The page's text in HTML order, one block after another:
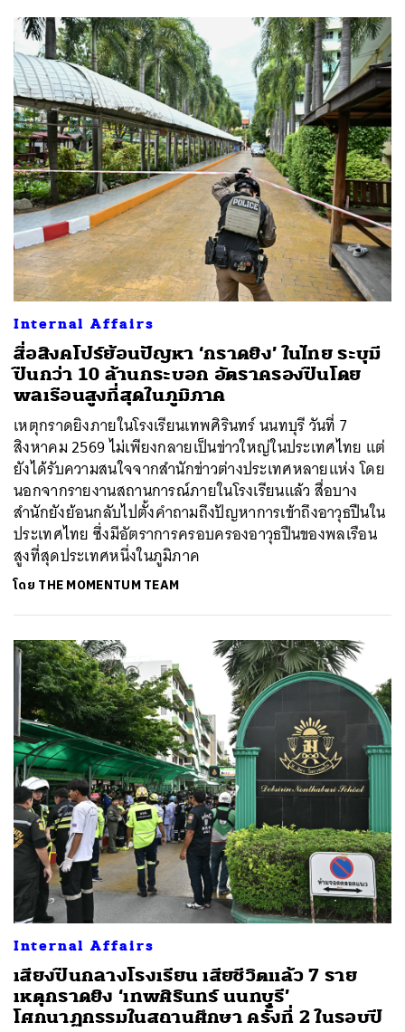
Internal Affairs
สื่อสิงคโปร์ย้อนปัญหา ‘กราดยิง’ ในไทย ระบุมี
ปืนกว่า 10 ล้านกระบอก อัตราครองปืนโดย
พลเรือนสูงที่สุดในภูมิภาค
เหตุกราดยิงภายในโรงเรียนเทพศิรินทร์ นนทบุรี วันที่ 7
สิงหาคม 2569 ไม่เพียงกลายเป็นข่าวใหญ่ในประเทศไทย แต่
ยังได้รับความสนใจจากสำนักข่าวต่างประเทศหลายแห่ง โดย
นอกจากรายงานสถานการณ์ภายในโรงเรียนแล้ว สื่อบาง
สำนักยังย้อนกลับไปตั้งคำถามถึงปัญหาการเข้าถึงอาวุธปืนใน
ประเทศไทย ซึ่งมีอัตราการครอบครองอาวุธปืนของพลเรือน
สูงที่สุดประเทศหนึ่งในภูมิภาค
โดย THE MOMENTUM TEAM
Internal Affairs
เสียงปืนกลางโรงเรียน เสียชีวิตแล้ว 7 ราย
เหตุกราดยิง ‘เทพศิรินทร์ นนทบุรี’
โศกนาฏกรรมในสถานศึกษา ครั้งที่ 2 ในรอบปี